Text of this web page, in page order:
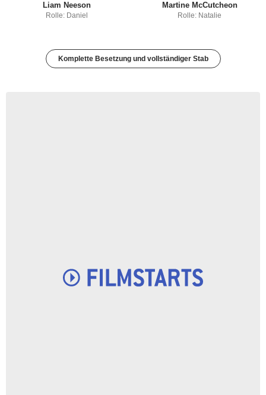
Liam Neeson
Rolle: Daniel
Martine McCutcheon
Rolle: Natalie
Komplette Besetzung und vollständiger Stab